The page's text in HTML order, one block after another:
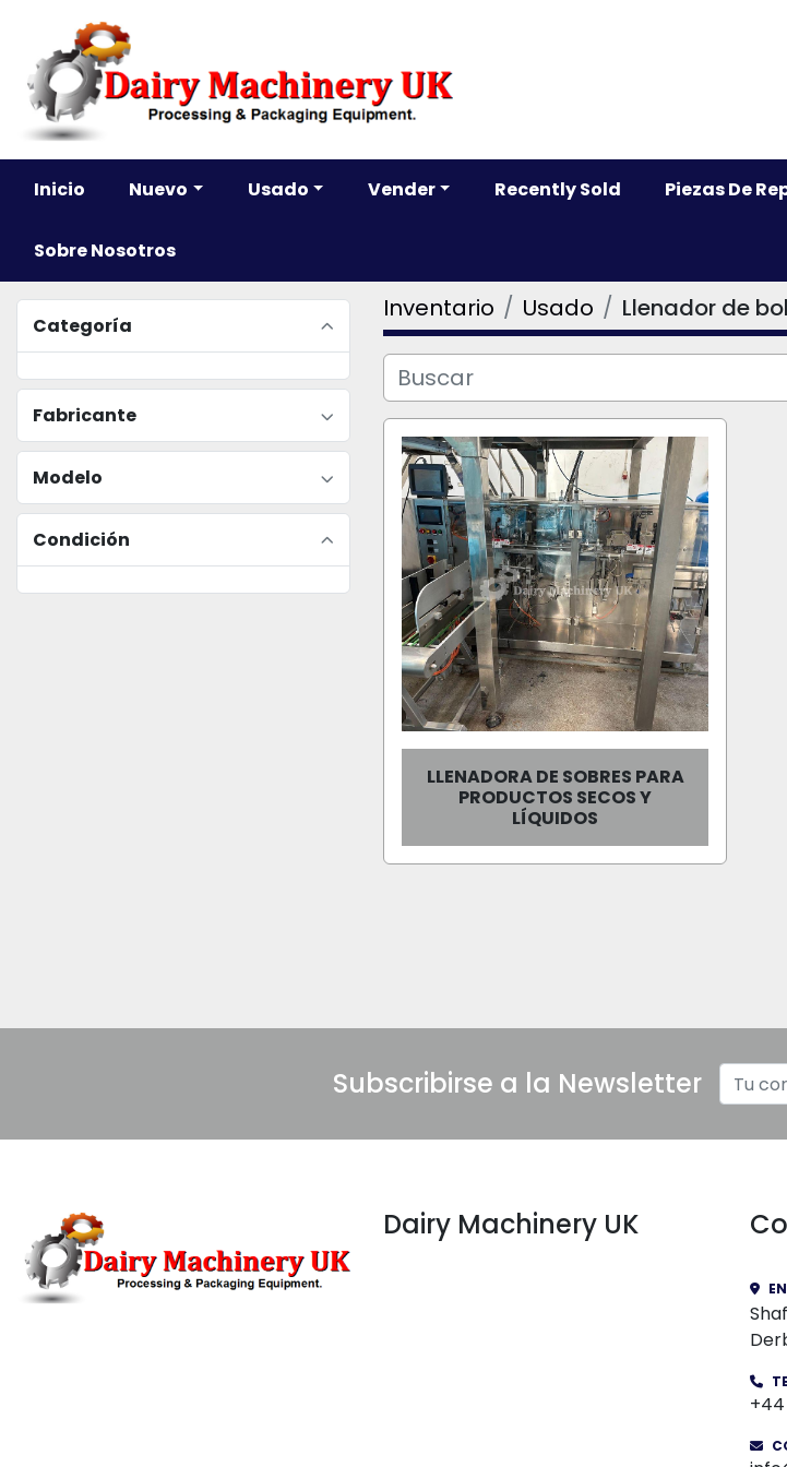
Inicio Nuevo Usado Recently Sold
Vender Piezas De
Sobre Nosotros
Categoría
Fabricante
Modelo
Condición
Inventario Usado Llenador de
LLENADORA DE SOBRES PARA
PRODUCTOS SECOS Y
LÍQUIDOS
Subscribirse a la Newsletter
Dairy Machinery UK
+44